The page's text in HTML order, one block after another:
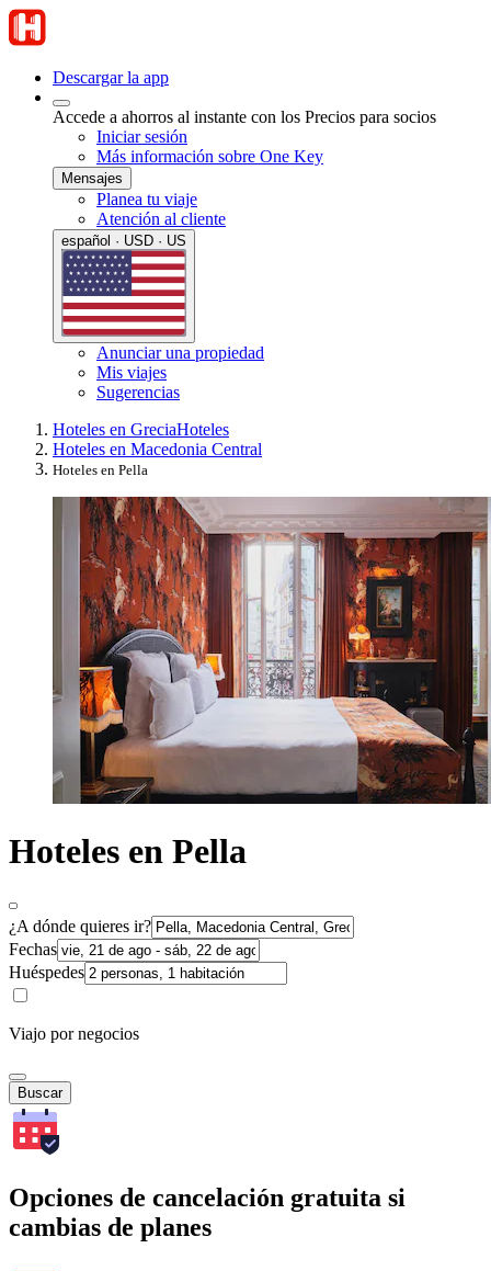
Descargar la app
Accede a ahorros al instante con los Precios para socios
Iniciar sesión
Más información sobre One Key
Mensajes
Planea tu viaje
Atención al cliente
español · USD · US
Anunciar una propiedad
Mis viajes
Sugerencias
Hoteles en GreciaHoteles
Hoteles en Macedonia Central
Hoteles en Pella
Hoteles en Pella
¿A dónde quieres ir?
Fechas
Huéspedes
Viajo por negocios
Buscar
Opciones de cancelación gratuita si
cambias de planes